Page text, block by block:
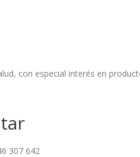
con especial interés en
307 642